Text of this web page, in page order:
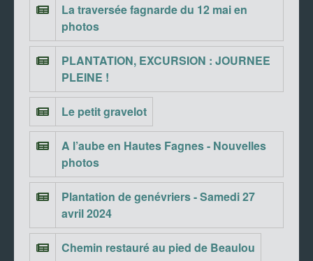
La traversée fagnarde du 12 mai en
photos
PLANTATION, EXCURSION : JOURNEE
PLEINE !
Le petit gravelot
A l’aube en Hautes Fagnes - Nouvelles
photos
Plantation de genévriers - Samedi 27
avril 2024
Chemin restauré au pied de Beaulou